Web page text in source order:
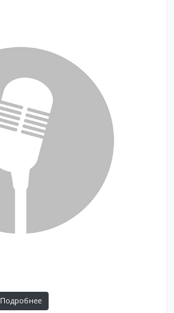
Подробнее